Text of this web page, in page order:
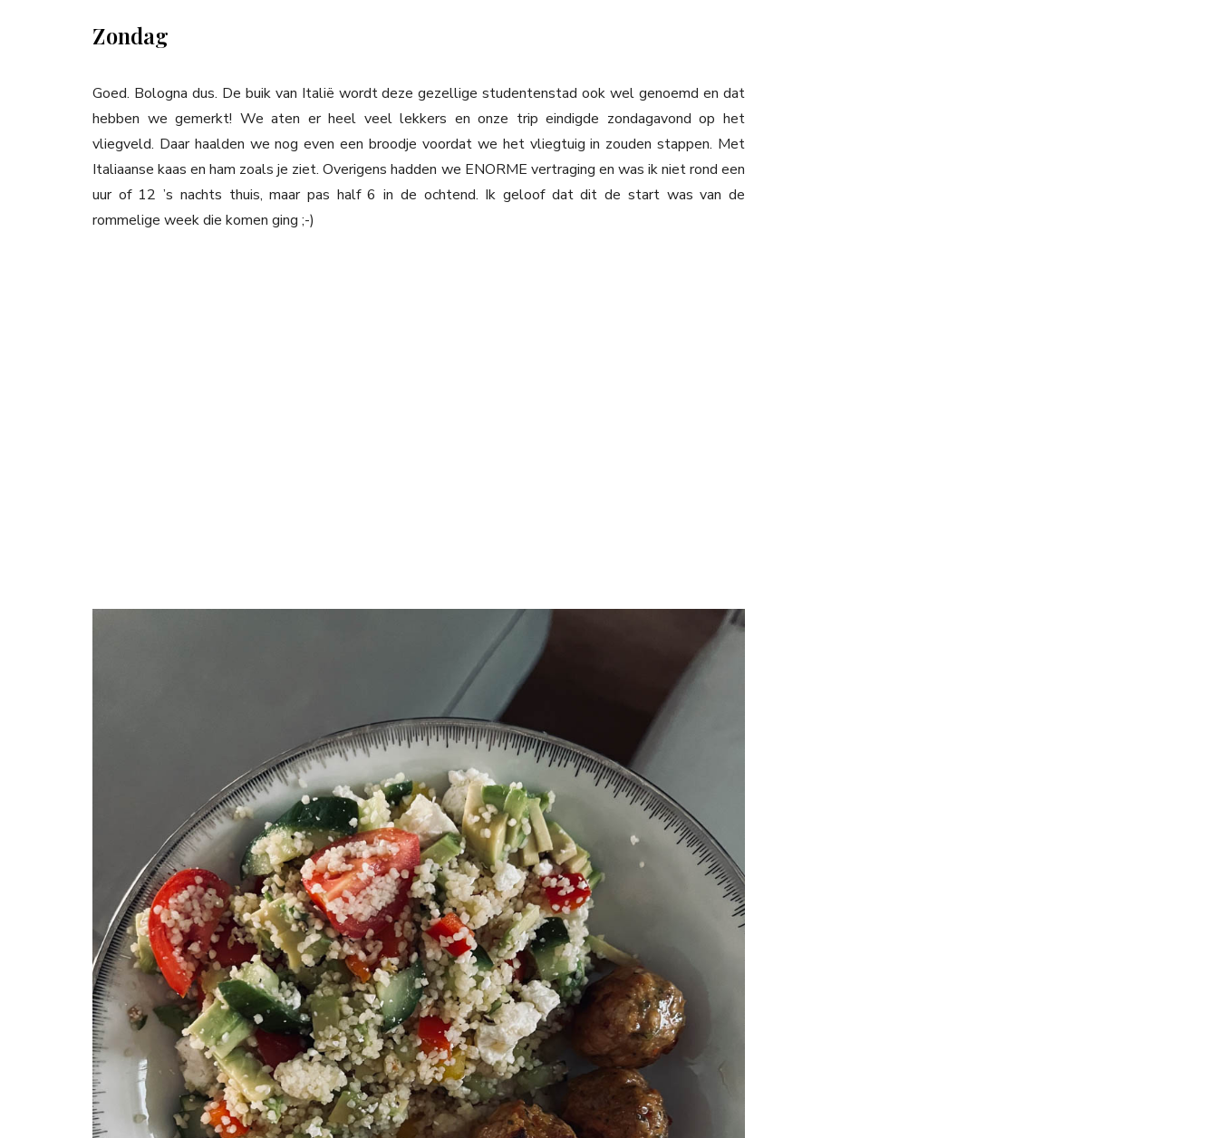
Zondag
Goed. Bologna dus. De buik van Italië wordt deze gezellige studentenstad ook wel genoemd en dat
hebben we gemerkt! We aten er heel veel lekkers en onze trip eindigde zondagavond op het
vliegveld. Daar haalden we nog even een broodje voordat we het vliegtuig in zouden stappen. Met
Italiaanse kaas en ham zoals je ziet. Overigens hadden we ENORME vertraging en was ik niet rond een
uur of 12 ’s nachts thuis, maar pas half 6 in de ochtend. Ik geloof dat dit de start was van de
rommelige week die komen ging ;-)